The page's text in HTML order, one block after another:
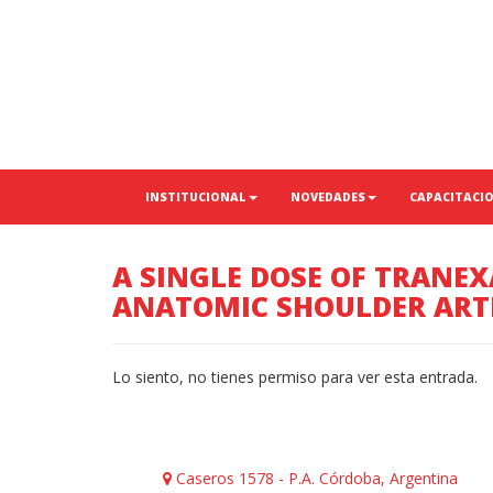
INSTITUCIONAL NOVEDADES
A SINGLE DOSE OF
ANATOMIC SHOULDER
Lo siento, no tienes permiso para ver esta entrada.
Caseros 1578 - P.A. Córdoba, Argentina